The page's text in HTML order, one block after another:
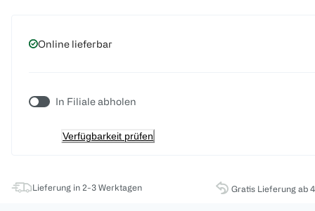
Online lieferbar
In Filiale abholen
Verfügbarkeit prüfen
Lieferung in 2-3 Werktagen Gratis Lieferung ab